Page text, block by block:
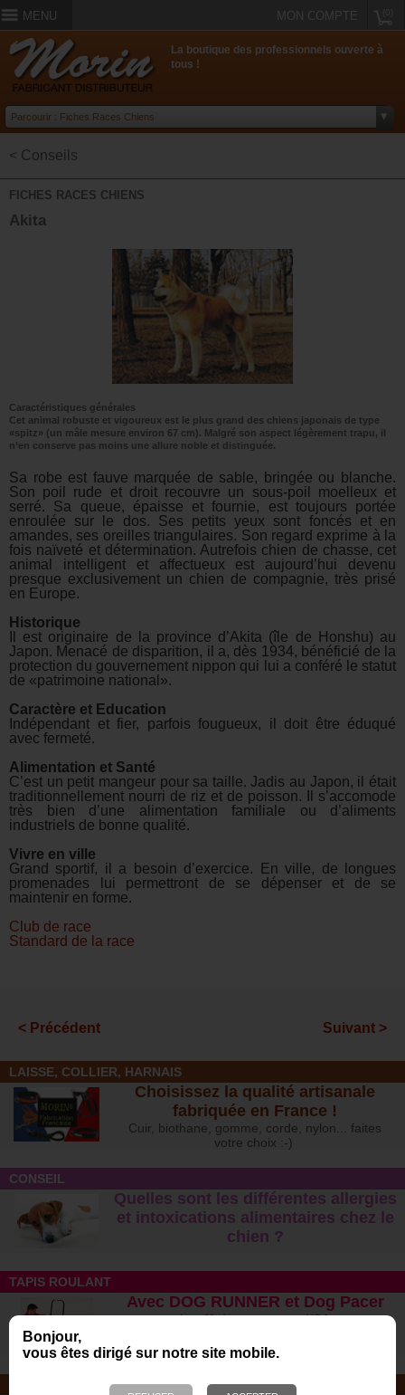
Bonjour,
vous êtes dirigé sur notre site mobile.
MENU MON COMPTE
La boutique des professionnels ouverte à
tous !
< Conseils
FICHES RACES CHIENS
Akita
Caractéristiques générales
Cet animal robuste et vigoureux est le plus grand des chiens japonais de type
«spitz» (un mâle mesure environ 67 cm). Malgré son aspect légèrement trapu, il
n’en conserve pas moins une allure noble et distinguée.
Sa robe est fauve marquée de sable, bringée ou blanche.
Son poil rude et droit recouvre un sous-poil moelleux et
serré. Sa queue, épaisse et fournie, est toujours portée
enroulée sur le dos. Ses petits yeux sont foncés et en
amandes, ses oreilles triangulaires. Son regard exprime à la
fois naïveté et détermination. Autrefois chien de chasse, cet
animal intelligent et affectueux est aujourd’hui devenu
presque exclusivement un chien de compagnie, très prisé
en Europe.
Historique
Il est originaire de la province d’Akita (île de Honshu) au
Japon. Menacé de disparition, il a, dès 1934, bénéficié de la
protection du gouvernement nippon qui lui a conféré le statut
de «patrimoine national».
Caractère et Education
Indépendant et fier, parfois fougueux, il doit être éduqué
avec fermeté.
Alimentation et Santé
C’est un petit mangeur pour sa taille. Jadis au Japon, il était
traditionnellement nourri de riz et de poisson. Il s’accomode
très bien d’une alimentation familiale ou d’aliments
industriels de bonne qualité.
Vivre en ville
Grand sportif, il a besoin d’exercice. En ville, de longues
promenades lui permettront de se dépenser et de se
maintenir en forme.
Club de race
Standard de la race
< Précédent Suivant >
LAISSE, COLLIER, HARNAIS
Choisissez la qualité artisanale
fabriquée en France !
Cuir, biothane, gomme, corde, nylon... faites
votre choix :-)
CONSEIL
Quelles sont les différentes allergies
et intoxications alimentaires chez le
chien ?
TAPIS ROULANT
Avec DOG RUNNER et Dog Pacer
Le n°1 des ventes aux USA
CLICK & COLLECT